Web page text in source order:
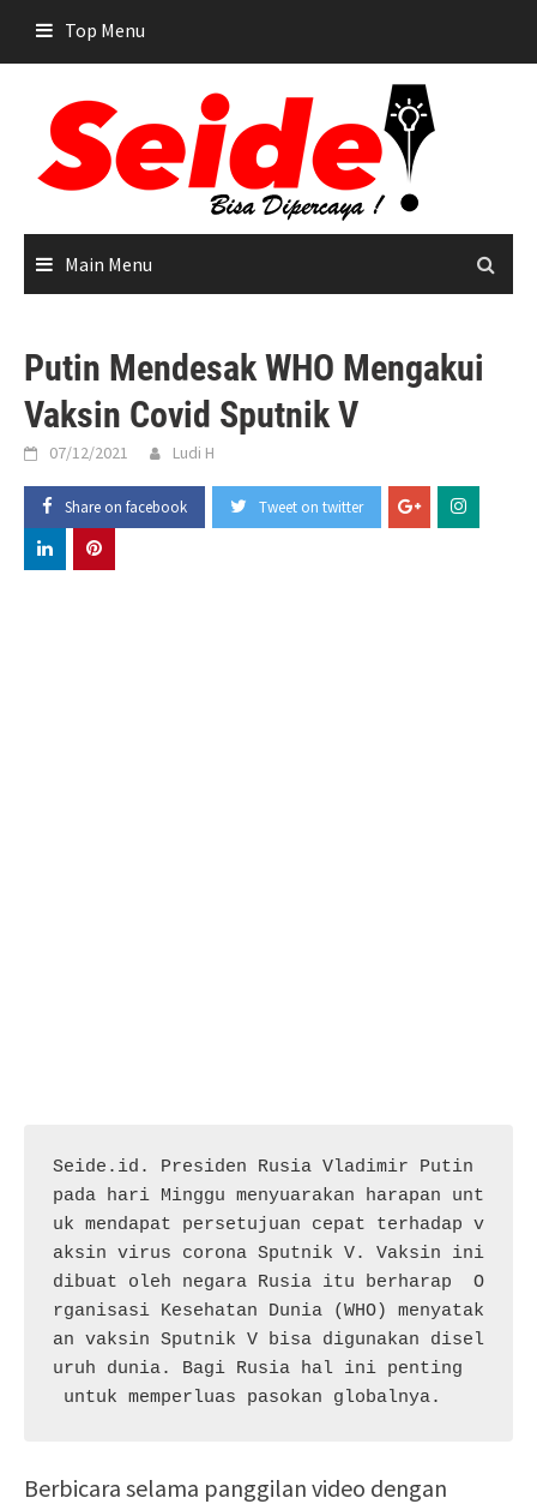
content
Top Menu
Main Menu
Putin Mendesak WHO Mengakui
Vaksin Covid Sputnik V
07/12/2021 Ludi H
Share on facebook Tweet on twitter
Seide.id. Presiden Rusia Vladimir Putin
pada hari Minggu menyuarakan harapan unt
uk mendapat persetujuan cepat terhadap v
aksin virus corona Sputnik V. Vaksin ini
dibuat oleh negara Rusia itu berharap  O
rganisasi Kesehatan Dunia (WHO) menyatak
an vaksin Sputnik V bisa digunakan disel
uruh dunia. Bagi Rusia hal ini penting
untuk memperluas pasokan globalnya.
Berbicara selama panggilan video dengan